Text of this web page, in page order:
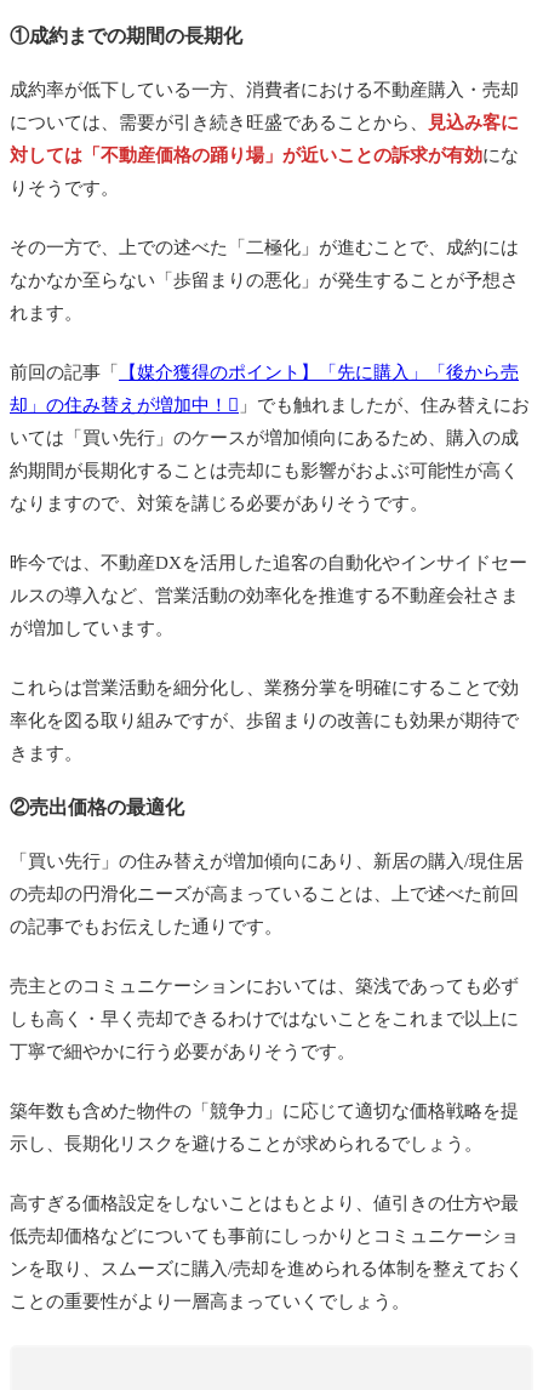
①成約までの期間の長期化
成約率が低下している一方、消費者における不動産購入・売却
については、需要が引き続き旺盛であることから、
見込み客に
対しては「不動産価格の踊り場」が近いことの訴求が有効にな
りそうです。
その一方で、上での述べた「二極化」が進むことで、成約には
なかなか至らない「歩留まりの悪化」が発生することが予想さ
れます。
前回の記事「
【媒介獲得のポイント】「先に購入」「後から売
却」の住み替えが増加中！
」でも触れましたが、住み替えにお
いては「買い先行」のケースが増加傾向にあるため、購入の成
約期間が長期化することは売却にも影響がおよぶ可能性が高く
なりますので、対策を講じる必要がありそうです。
昨今では、不動産DXを活用した追客の自動化やインサイドセー
ルスの導入など、営業活動の効率化を推進する不動産会社さま
が増加しています。
これらは営業活動を細分化し、業務分掌を明確にすることで効
率化を図る取り組みですが、歩留まりの改善にも効果が期待で
きます。
②売出価格の最適化
「買い先行」の住み替えが増加傾向にあり、新居の購入/現住居
の売却の円滑化ニーズが高まっていることは、上で述べた前回
の記事でもお伝えした通りです。
売主とのコミュニケーションにおいては、築浅であっても必ず
しも高く・早く売却できるわけではないことをこれまで以上に
丁寧で細やかに行う必要がありそうです。
築年数も含めた物件の「競争力」に応じて適切な価格戦略を提
示し、長期化リスクを避けることが求められるでしょう。
高すぎる価格設定をしないことはもとより、値引きの仕方や最
低売却価格などについても事前にしっかりとコミュニケーショ
ンを取り、スムーズに購入/売却を進められる体制を整えておく
ことの重要性がより一層高まっていくでしょう。